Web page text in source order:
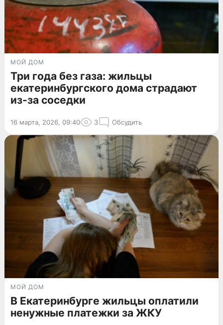
МОЙ ДОМ
Три года без газа: жильцы
екатеринбургского дома страдают
из-за соседки
16 марта, 2026, 09:40 3 Обсудить
МОЙ ДОМ
В Екатеринбурге жильцы оплатили
ненужные платежки за ЖКУ